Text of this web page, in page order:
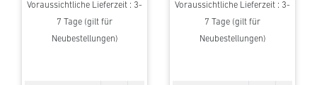
Voraussichtliche Lieferzeit : 3-
7 Tage (gilt für
Neubestellungen)
Voraussichtliche Lieferzeit : 3-
7 Tage (gilt für
Neubestellungen)